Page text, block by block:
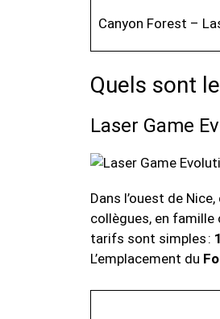
Canyon Forest –
Quels sont
Laser Game
Dans l’ouest de
collègues, en famille
tarifs sont simples :
L’emplacement du